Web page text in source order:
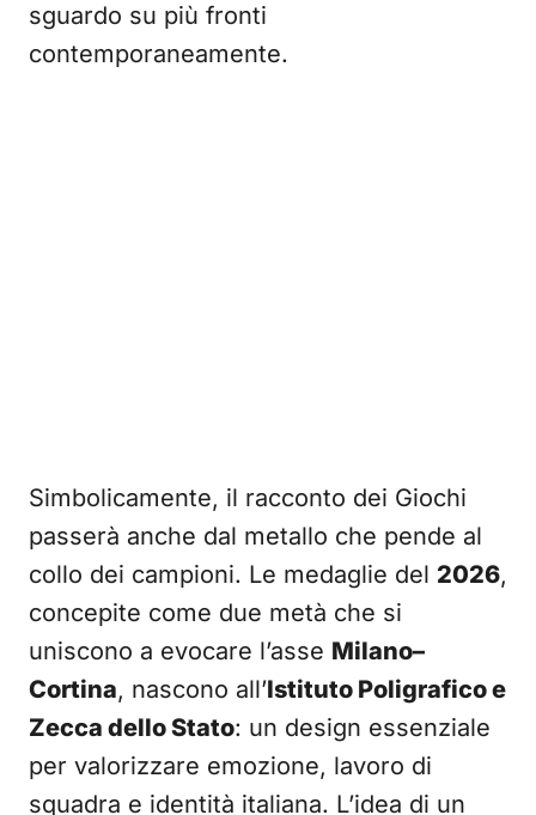
sguardo su più fronti
contemporaneamente.
Simbolicamente, il racconto dei Giochi
passerà anche dal metallo che pende al
collo dei campioni. Le medaglie del 2026,
concepite come due metà che si
uniscono a evocare l’asse Milano–
Cortina, nascono all’Istituto Poligrafico e
Zecca dello Stato: un design essenziale
per valorizzare emozione, lavoro di
squadra e identità italiana. L’idea di un